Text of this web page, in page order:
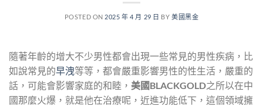
POSTED ON 2025 年 4 月 29 日 BY 美國黑金
隨著年齡的增大不少男性都會出現一些常見的男性疾病，比
如說常見的早洩等等，都會嚴重影響男性的性生活，嚴重的
話，可能會影響家庭的和睦， 美國BLACKGOLD之所以在中
國那麼火爆，就是他在治療呢，近進功能低下，這個領域擁